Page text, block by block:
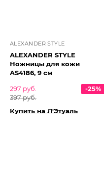
ALEXANDER STYLE
ALEXANDER STYLE
Ножницы для кожи
AS4186, 9 см
297 руб.
397 руб.
-25%
Купить на Л'Этуаль